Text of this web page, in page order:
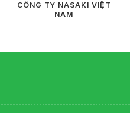
CÔNG TY NASAKI VIỆT
NAM